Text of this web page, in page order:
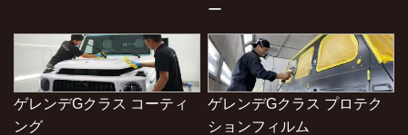
ー
ゲレンデGクラス コーティ
ング
ゲレンデGクラス プロテク
ションフィルム